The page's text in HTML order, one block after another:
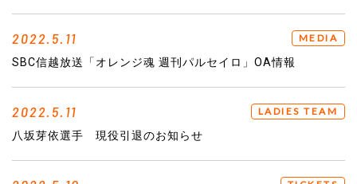
2022.5.11 MEDIA
SBC信越放送「オレンジ魂 週刊パルセイロ」OA情報
2022.5.11 LADIES TEAM
八坂芽依選手 現役引退のお知らせ